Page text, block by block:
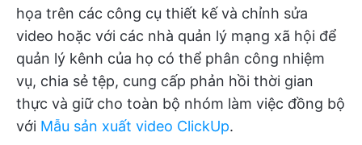
họa trên các công cụ thiết kế và chỉnh sửa
video hoặc với các nhà quản lý mạng xã hội để
quản lý kênh của họ có thể phân công nhiệm
vụ, chia sẻ tệp, cung cấp phản hồi thời gian
thực và giữ cho toàn bộ nhóm làm việc đồng bộ
với Mẫu sản xuất video ClickUp.